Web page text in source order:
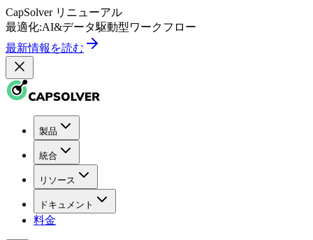
CapSolver リニューアル
最適化:AI&データ駆動型ワークフロー
最新情報を読む
製品
統合
リソース
ドキュメント
料金